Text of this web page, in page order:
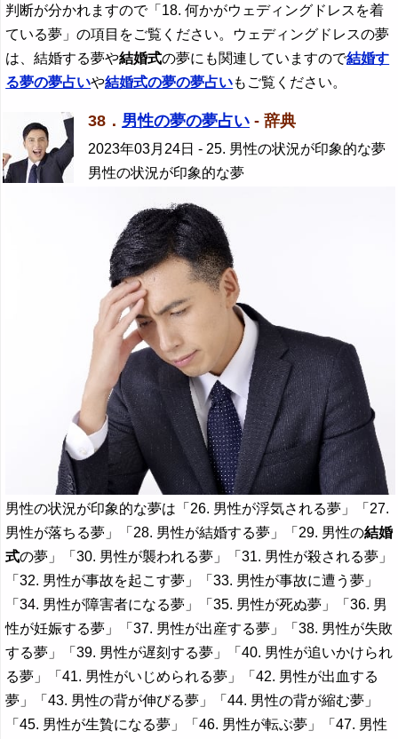
判断が分かれますので「18. 何かがウェディングドレスを着
ている夢」の項目をご覧ください。ウェディングドレスの夢
は、結婚する夢や結婚式の夢にも関連していますので結婚す
る夢の夢占いや結婚式の夢の夢占いもご覧ください。
38． 男性の夢の夢占い - 辞典
2023年03月24日 - 25. 男性の状況が印象的な夢
男性の状況が印象的な夢
男性の状況が印象的な夢は「26. 男性が浮気される夢」「27.
男性が落ちる夢」「28. 男性が結婚する夢」「29. 男性の結婚
式の夢」「30. 男性が襲われる夢」「31. 男性が殺される夢」
「32. 男性が事故を起こす夢」「33. 男性が事故に遭う夢」
「34. 男性が障害者になる夢」「35. 男性が死ぬ夢」「36. 男
性が妊娠する夢」「37. 男性が出産する夢」「38. 男性が失敗
する夢」「39. 男性が遅刻する夢」「40. 男性が追いかけられ
る夢」「41. 男性がいじめられる夢」「42. 男性が出血する
夢」「43. 男性の背が伸びる夢」「44. 男性の背が縮む夢」
「45. 男性が生贄になる夢」「46. 男性が転ぶ夢」「47. 男性